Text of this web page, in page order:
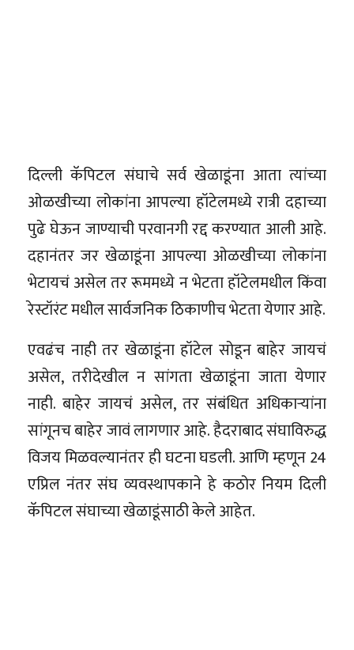
दिल्ली कॅपिटल संघाचे सर्व खेळाडूंना आता त्यांच्या
ओळखीच्या लोकांना आपल्या हॉटेलमध्ये रात्री दहाच्या
पुढे घेऊन जाण्याची परवानगी रद्द करण्यात आली आहे.
दहानंतर जर खेळाडूंना आपल्या ओळखीच्या लोकांना
भेटायचं असेल तर रूममध्ये न भेटता हॉटेलमधील किंवा
रेस्टॉरंट मधील सार्वजनिक ठिकाणीच भेटता येणार आहे.
एवढंच नाही तर खेळाडूंना हॉटेल सोडून बाहेर जायचं
असेल, तरीदेखील न सांगता खेळाडूंना जाता येणार
नाही. बाहेर जायचं असेल, तर संबंधित अधिकाऱ्यांना
सांगूनच बाहेर जावं लागणार आहे. हैदराबाद संघाविरुद्ध
विजय मिळवल्यानंतर ही घटना घडली. आणि म्हणून 24
एप्रिल नंतर संघ व्यवस्थापकाने हे कठोर नियम दिली
कॅपिटल संघाच्या खेळाडूंसाठी केले आहेत.